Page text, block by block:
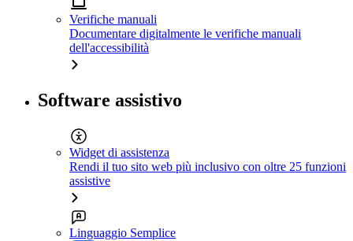
Verifiche manuali
Documentare digitalmente le verifiche manuali
dell'accessibilità
Software assistivo
Widget di assistenza
Rendi il tuo sito web più inclusivo con oltre 25 funzioni
assistive
Linguaggio Semplice